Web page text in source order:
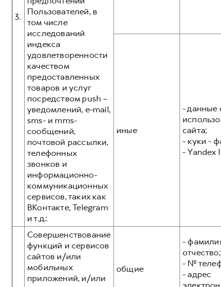
3.
Пользователей, в
том числе
исследований
индекса
удовлетворенности
качеством
предоставленных
товаров и услуг
посредством push –
уведомлений, e-mail,
sms- и mms-
сообщений,
почтовой рассылки,
телефонных
звонков и
информационно-
коммуникационных
сервисов, таких как
ВКонтакте, Telegram
и т.д.:
иные
- данные
сайта;
- куки -
- Yandex
Совершенствование
функций и сервисов
сайтов и/или
мобильных
приложений, и/или
общие
-
отчество;
- №
- адрес